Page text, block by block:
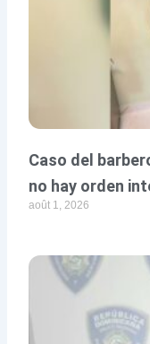
Caso del
no hay orden
août 1, 2026